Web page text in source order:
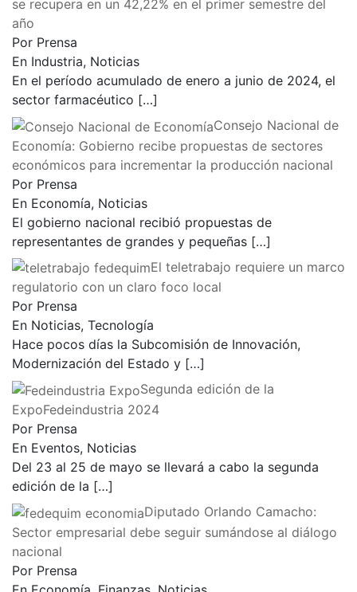
se recupera en un 42,22% en el primer semestre del
año
Por Prensa
En Industria, Noticias
En el período acumulado de enero a junio de 2024, el
sector farmacéutico […]
Consejo Nacional de
Economía: Gobierno recibe propuestas de sectores
económicos para incrementar la producción nacional
Por Prensa
En Economía, Noticias
El gobierno nacional recibió propuestas de
representantes de grandes y pequeñas […]
El teletrabajo requiere un marco
regulatorio con un claro foco local
Por Prensa
En Noticias, Tecnología
Hace pocos días la Subcomisión de Innovación,
Modernización del Estado y […]
Segunda edición de la
ExpoFedeindustria 2024
Por Prensa
En Eventos, Noticias
Del 23 al 25 de mayo se llevará a cabo la segunda
edición de la […]
Diputado Orlando Camacho:
Sector empresarial debe seguir sumándose al diálogo
nacional
Por Prensa